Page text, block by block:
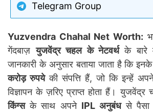
Telegram Group
Yuzvendra Chahal Net Worth:
गेंदबाज़युजवेंद्र चहल के नेटवर्थके बारे
जानकारी के अनुसार बताया जाता है कि
करोड़ रुपयेकी संपत्ति हैं, जो कि इन्हें
विज्ञापन के ज़रिए प्राप्त होता हैं।
किंग्सके साथ अपने IPL अनुबंधसे पैसा